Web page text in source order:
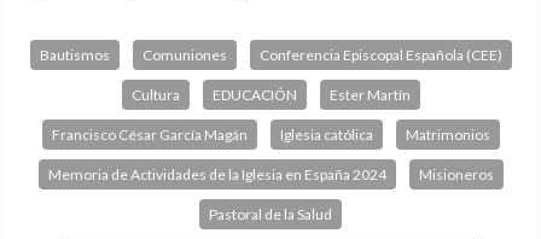
Bautismos Comuniones Conferencia Episcopal Española (CEE)
Cultura EDUCACIÓN Ester Martín
Francisco César García Magán Iglesia católica Matrimonios
Memoria de Actividades de la Iglesia en España 2024 Misioneros
Pastoral de la Salud